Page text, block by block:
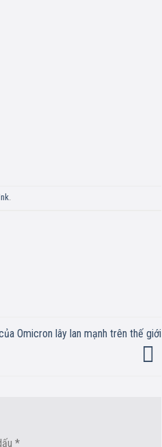
Omicron lây lan mạnh trên thế giới
*